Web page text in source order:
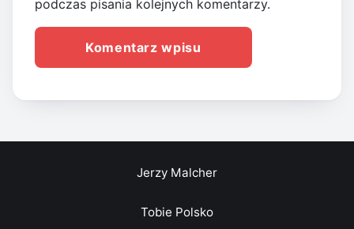
podczas pisania kolejnych komentarzy.
Jerzy Malcher
Tobie Polsko